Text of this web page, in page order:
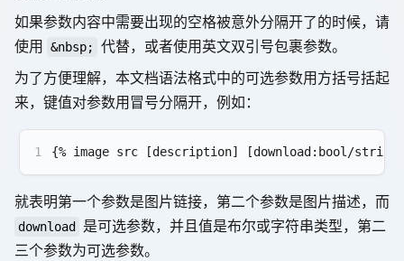
如果参数内容中需要出现的空格被意外分隔开了的时候，请
使用 &nbsp;
代替，或者使用英文双引号包裹参数。
为了方便理解，本文档语法格式中的可选参数用方括号括起
来，键值对参数用冒号分隔开，例如：
1 {% image src [description] [download:bool/
就表明第一个参数是图片链接，第二个参数是图片描述，而
download
是可选参数，并且值是布尔或字符串类型，第二
三个参数为可选参数。